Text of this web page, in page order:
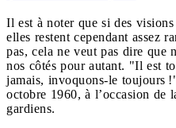
Il est à noter que si des
elles restent cependant assez
pas, cela ne veut pas dire que
nos côtés pour autant. "Il est
jamais, invoquons-le toujours
octobre 1960, à l’occasion de
gardiens.